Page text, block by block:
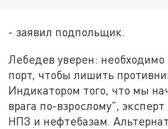
- заявил подпольщик.
Лебедев уверен: необходимо
порт, чтобы лишить
Индикатором того, что мы
врага по-взрослому",
НПЗ и нефтебазам.